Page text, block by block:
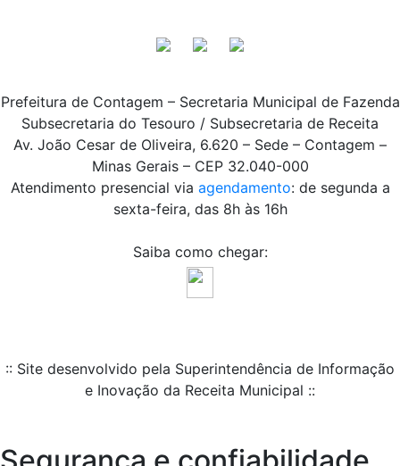
Prefeitura de Contagem – Secretaria Municipal de Fazenda
Subsecretaria do Tesouro / Subsecretaria de Receita
Av. João Cesar de Oliveira, 6.620 – Sede – Contagem –
Minas Gerais – CEP 32.040-000
Atendimento presencial via agendamento: de segunda a
sexta-feira, das 8h às 16h
Saiba como chegar:
:: Site desenvolvido pela Superintendência de Informação
e Inovação da Receita Municipal ::